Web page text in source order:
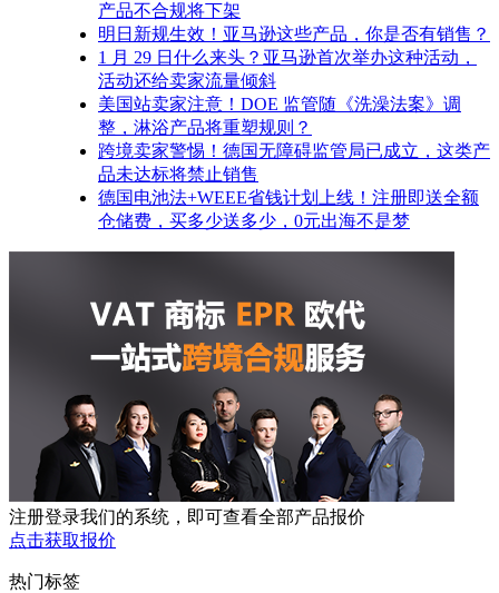
产品不合规将下架
明日新规生效！亚马逊这些产品，你是否有销售？
1 月 29 日什么来头？亚马逊首次举办这种活动，
活动还给卖家流量倾斜
美国站卖家注意！DOE 监管随《洗澡法案》调
整，淋浴产品将重塑规则？
跨境卖家警惕！德国无障碍监管局已成立，这类产
品未达标将禁止销售
德国电池法+WEEE省钱计划上线！注册即送全额
仓储费，买多少送多少，0元出海不是梦
注册登录我们的系统，即可查看全部产品报价
点击获取报价
热门标签